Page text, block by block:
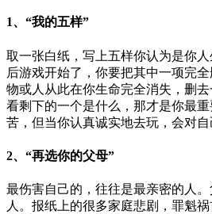
1、“我的五样”
取一张白纸，写上五样你认为是你
后游戏开始了，你要把其中一项完
物或人从此在你生命完全消失，删
看剩下的一个是什么，那才是你最
苦，但当你认真诚实地去玩，会对自
2、“再选你的父母”
最伤害自己的，往往是最亲密的人
人。报纸上的很多家庭悲剧，罪魁